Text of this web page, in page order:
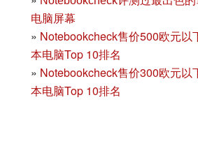
电脑屏幕
» Notebookcheck售价500欧元以
本电脑Top 10排名
» Notebookcheck售价300欧元以
本电脑Top 10排名